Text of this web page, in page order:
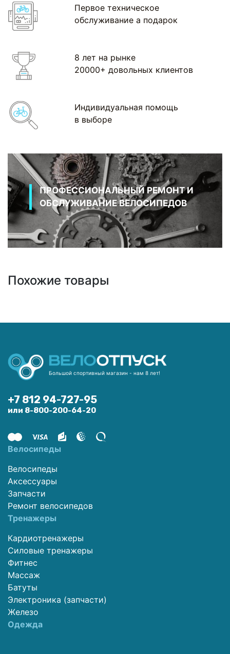
Первое техническое
обслуживание а подарок
8 лет на рынке
20000+ довольных клиентов
Индивидуальная помощь
в выборе
ПРОФЕССИОНАЛЬНЫЙ РЕМОНТ И
ОБСЛУЖИВАНИЕ ВЕЛОСИПЕДОВ
Похожие товары
Большой спортивный магазин - нам 8 лет!
+7 812 94-727-95
или 8-800-200-64-20
Велосипеды
Велосипеды
Аксессуары
Запчасти
Ремонт велосипедов
Тренажеры
Кардиотренажеры
Силовые тренажеры
Фитнес
Массаж
Батуты
Электроника (запчасти)
Железо
Одежда